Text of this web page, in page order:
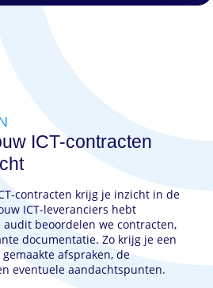
ICT-contracten
contracten krijg je inzicht in de
ICT-leveranciers hebt
audit beoordelen we contracten,
documentatie. Zo krijg je een
afspraken, de
eventuele aandachtspunten.